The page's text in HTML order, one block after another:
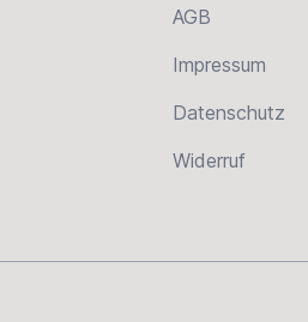
AGB
Impressum
Datenschutz
Widerruf